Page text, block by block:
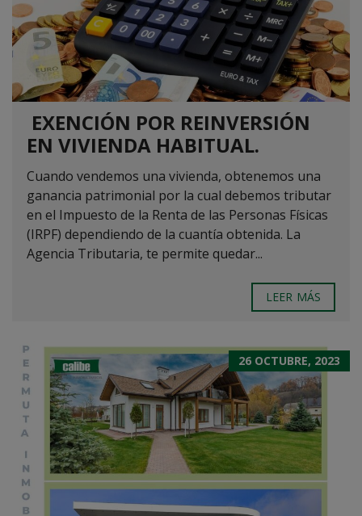
EXENCIÓN POR REINVERSIÓN
EN VIVIENDA HABITUAL.
Cuando vendemos una vivienda, obtenemos una
ganancia patrimonial por la cual debemos tributar
en el Impuesto de la Renta de las Personas Físicas
(IRPF) dependiendo de la cuantía obtenida. La
Agencia Tributaria, te permite quedar...
LEER MÁS
26 OCTUBRE, 2023